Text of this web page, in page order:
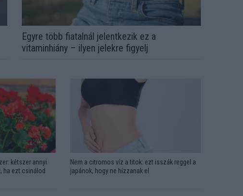
Egyre több fiatalnál jelentkezik ez a
vitaminhiány – ilyen jelekre figyelj
kétszer annyi
ha ezt csinálod
Nem a citromos víz a titok: ezt isszák reggel a
japánok, hogy ne hízzanak el